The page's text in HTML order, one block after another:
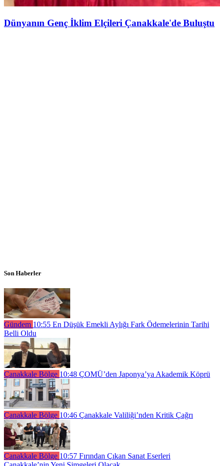
Dünyanın Genç İklim Elçileri Çanakkale'de Buluştu
Son Haberler
Gündem 10:55 En Düşük Emekli Aylığı Fark Ödemelerinin Tarihi
Belli Oldu
Çanakkale Bölge 10:48 ÇOMÜ’den Japonya’ya Akademik Köprü
Çanakkale Bölge 10:46 Çanakkale Valiliği’nden Kritik Çağrı
Çanakkale Bölge 10:57 Fırından Çıkan Sanat Eserleri